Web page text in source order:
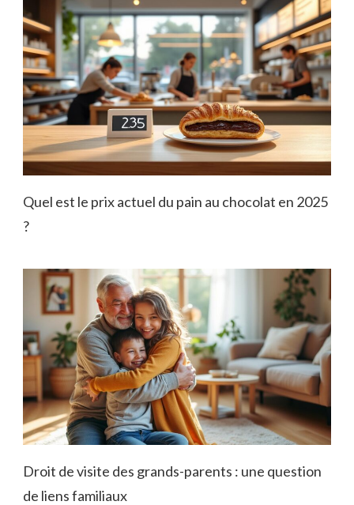
Quel est le prix actuel du pain au chocolat en 2025
?
Droit de visite des grands-parents : une question
de liens familiaux